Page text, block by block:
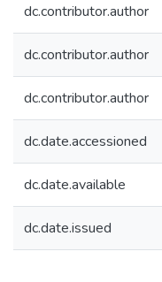
dc.contributor.author
dc.contributor.author
dc.contributor.author
dc.date.accessioned
dc.date.available
dc.date.issued